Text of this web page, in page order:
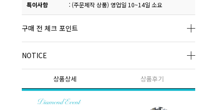
특이사항 : (주문제작 상품) 영업일 10~14일 소요
구매 전 체크 포인트
NOTICE
상품상세 상품후기